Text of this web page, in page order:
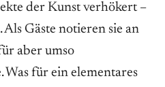
der Kunst verhökert –
Gäste notieren sie an
aber umso
für ein elementares